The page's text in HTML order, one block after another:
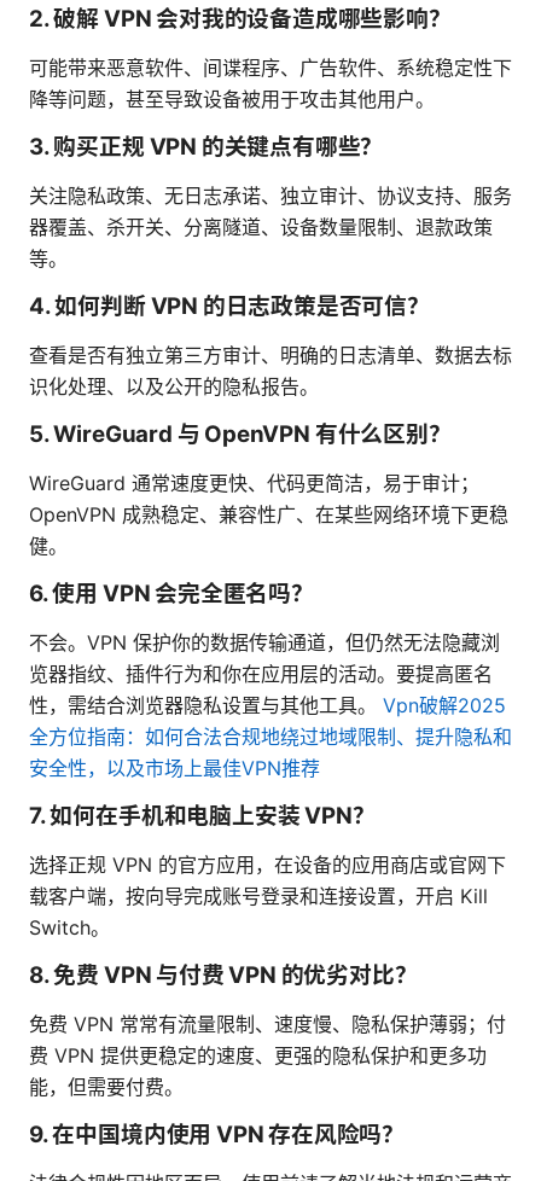
2. 破解 VPN 会对我的设备造成哪些影响？
可能带来恶意软件、间谍程序、广告软件、系统稳定性下
降等问题，甚至导致设备被用于攻击其他用户。
3. 购买正规 VPN 的关键点有哪些？
关注隐私政策、无日志承诺、独立审计、协议支持、服务
器覆盖、杀开关、分离隧道、设备数量限制、退款政策
等。
4. 如何判断 VPN 的日志政策是否可信？
查看是否有独立第三方审计、明确的日志清单、数据去标
识化处理、以及公开的隐私报告。
5. WireGuard 与 OpenVPN 有什么区别？
WireGuard 通常速度更快、代码更简洁，易于审计；
OpenVPN 成熟稳定、兼容性广、在某些网络环境下更稳
健。
6. 使用 VPN 会完全匿名吗？
不会。VPN 保护你的数据传输通道，但仍然无法隐藏浏
览器指纹、插件行为和你在应用层的活动。要提高匿名
性，需结合浏览器隐私设置与其他工具。 Vpn破解2025
全方位指南：如何合法合规地绕过地域限制、提升隐私和
安全性，以及市场上最佳VPN推荐
7. 如何在手机和电脑上安装 VPN？
选择正规 VPN 的官方应用，在设备的应用商店或官网下
载客户端，按向导完成账号登录和连接设置，开启 Kill
Switch。
8. 免费 VPN 与付费 VPN 的优劣对比？
免费 VPN 常常有流量限制、速度慢、隐私保护薄弱；付
费 VPN 提供更稳定的速度、更强的隐私保护和更多功
能，但需要付费。
9. 在中国境内使用 VPN 存在风险吗？